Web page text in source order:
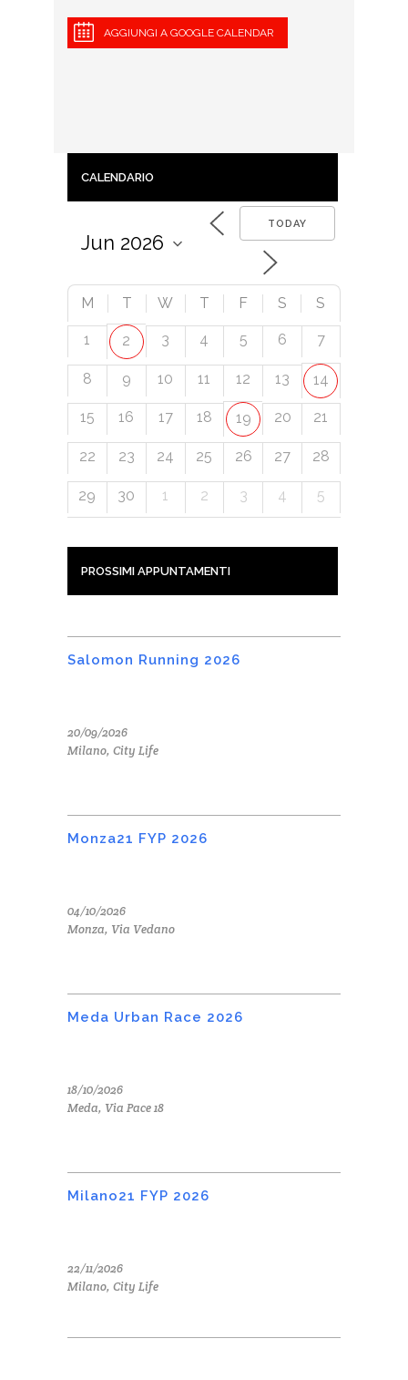
AGGIUNGI A GOOGLE CALENDAR
CALENDARIO
TODAY
M T W T F S S
1 2 3 4 5 6 7
8 9 10 11 12 13 14
15 16 17 18 19 20 21
22 23 24 25 26 27 28
29 30 1 2 3 4 5
PROSSIMI APPUNTAMENTI
Salomon Running 2026
20/09/2026
Milano, City Life
Monza21 FYP 2026
04/10/2026
Monza, Via Vedano
Meda Urban Race 2026
18/10/2026
Meda, Via Pace 18
Milano21 FYP 2026
22/11/2026
Milano, City Life